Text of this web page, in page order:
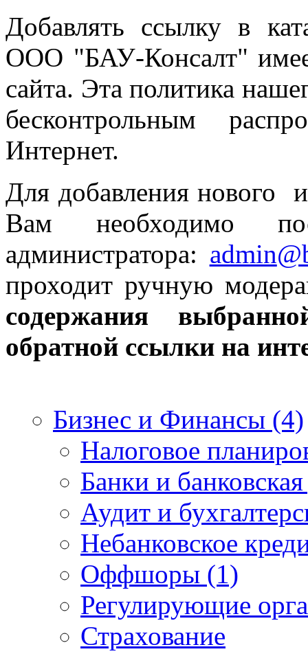
Добавлять ссылку в
ООО "БАУ-Консалт"
сайта. Эта политика
бесконтрольным
Интернет.
Для добавления нового
Вам необходимо
администратора: admin
проходит ручную
содержания
обратной ссылки на
Бизнес и Финансы (4)
Налоговое
Банки и
Аудит и
Небанковское
Оффшоры (1)
Регулирующие
Страхование